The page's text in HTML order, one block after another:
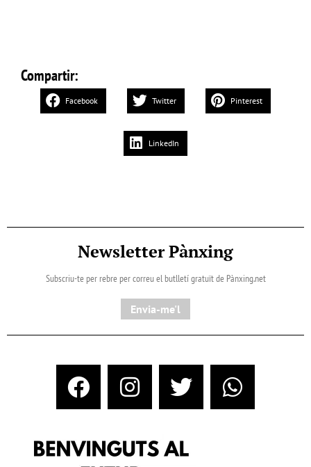
Compartir:
Facebook Twitter Pinterest
LinkedIn
Newsletter Pànxing
Subscriu-te per rebre per correu el butlletí gratuït de Pànxing.net​
Envia-me'l